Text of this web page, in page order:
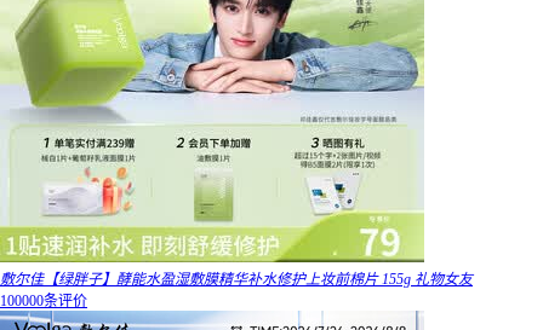
敷尔佳【绿胖子】酵能水盈湿敷膜精华补水修护上妆前棉片 155g 礼物女友
100000条评价